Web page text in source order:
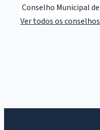
Conselho Municipal de
Ver todos os conselhos